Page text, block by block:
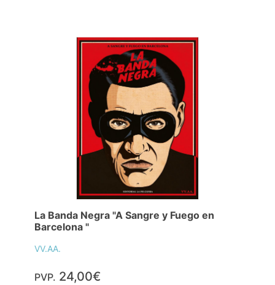
La Banda Negra "A Sangre y Fuego en
Barcelona "
VV.AA.
PVP. 24,00€